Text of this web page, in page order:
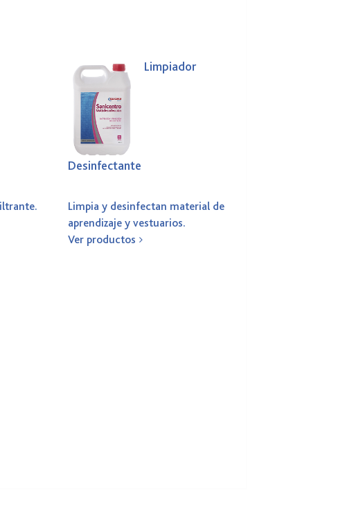
Limpiador
Desinfectante
Limpia y desinfectan material de
aprendizaje y vestuarios.
Ver productos